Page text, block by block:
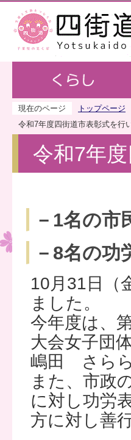
現在のページ トップページ
令和7年度四街道市表彰式を行
令和7年
－1名の市
－8名の功
10月31日（
ました。
今年度は、
大会女子団
嶋田 さらら
また、市政
に対し功労
方に対し善